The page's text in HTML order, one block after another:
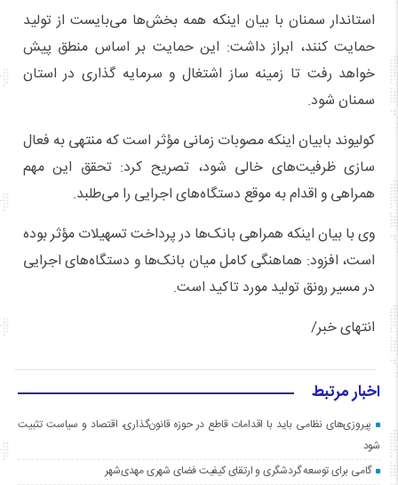
استاندار سمنان با بیان اینکه همه بخش‌ها می‌بایست از تولید
حمایت کنند، ابراز داشت: این حمایت بر اساس منطق پیش
خواهد رفت تا زمینه ساز اشتغال و سرمایه گذاری در استان
سمنان شود.
کولیوند بابیان اینکه مصوبات زمانی مؤثر است که منتهی به فعال
سازی ظرفیت‌های خالی شود، تصریح کرد: تحقق این مهم
همراهی و اقدام به موقع دستگاه‌های اجرایی را می‌طلبد.
وی با بیان اینکه همراهی بانک‌ها در پرداخت تسهیلات مؤثر بوده
است، افزود: هماهنگی کامل میان بانک‌ها و دستگاه‌های اجرایی
در مسیر رونق تولید مورد تاکید است.
انتهای خبر/
اخبار مرتبط
پیروزی‌های نظامی باید با اقدامات قاطع در حوزه قانون‌گذاری، اقتصاد و سیاست تثبیت
شود
گامی برای توسعه گردشگری و ارتقای کیفیت فضای شهری مهدی‌شهر